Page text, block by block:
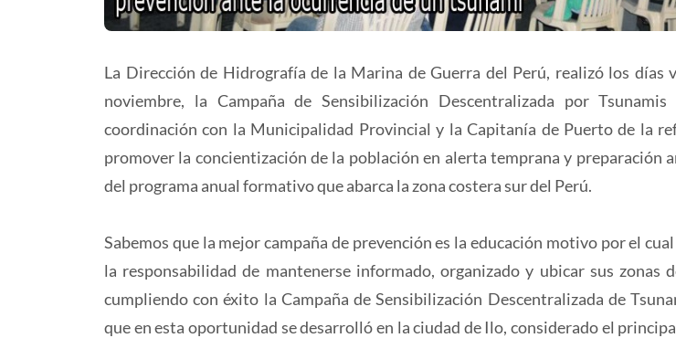
La Dirección de Hidrografía de la Marina de Guerra del Perú, realizó los días
noviembre, la Campaña de Sensibilización Descentralizada por
coordinación con la Municipalidad Provincial y la Capitanía de Puerto de la
promover la concientización de la población en alerta temprana y preparación
del programa anual formativo que abarca la zona costera sur del Perú.
Sabemos que la mejor campaña de prevención es la educación motivo por el
la responsabilidad de mantenerse informado, organizado y ubicar sus zonas
cumpliendo con éxito la Campaña de Sensibilización Descentralizada de
que en esta oportunidad se desarrolló en la ciudad de Ilo, considerado el